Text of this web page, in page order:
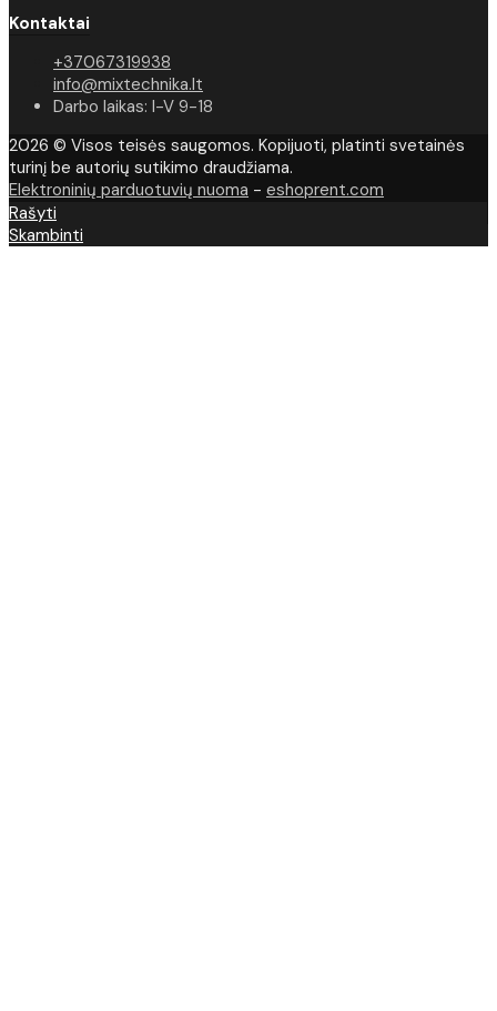
Kontaktai
+37067319938
info@mixtechnika.lt
Darbo laikas: I-V 9-18
2026 © Visos teisės saugomos. Kopijuoti, platinti svetainės
turinį be autorių sutikimo draudžiama.
Elektroninių parduotuvių nuoma - eshoprent.com
Rašyti
Skambinti